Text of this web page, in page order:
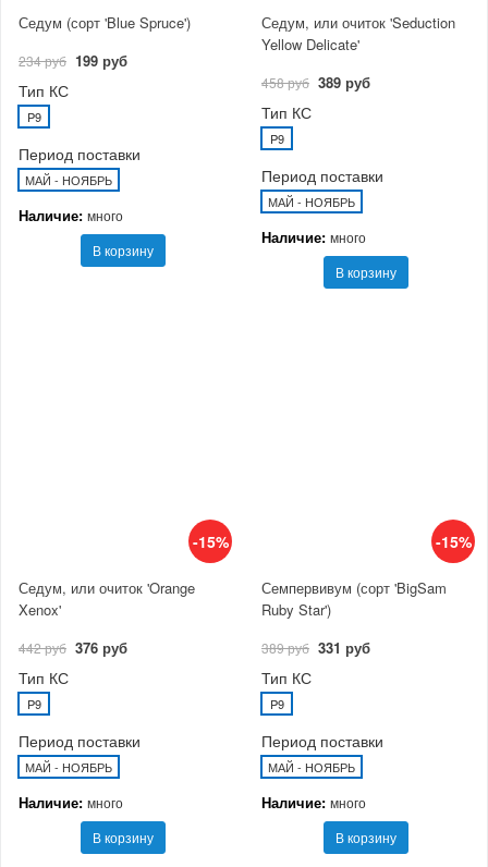
Седум (сорт 'Blue Spruce')
234 руб 199 руб
Тип КС
P9
Период поставки
МАЙ - НОЯБРЬ
Наличие: много
В корзину
Седум, или очиток 'Seduction
Yellow Delicate'
458 руб 389 руб
Тип КС
P9
Период поставки
МАЙ - НОЯБРЬ
Наличие: много
В корзину
-15%
Седум, или очиток 'Orange
Xenox'
442 руб 376 руб
Тип КС
P9
Период поставки
МАЙ - НОЯБРЬ
Наличие: много
В корзину
-15%
Семпервивум (сорт 'BigSam
Ruby Star')
389 руб 331 руб
Тип КС
P9
Период поставки
МАЙ - НОЯБРЬ
Наличие: много
В корзину